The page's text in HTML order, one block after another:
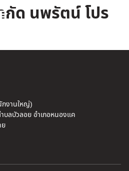
กัด นพรัตน์ โปร
กงานใหญ่)
ลบัวลอย อำเภอหนองแค
ย